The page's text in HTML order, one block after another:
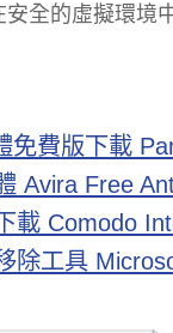
全的虛擬環境
免費版下載
Avira Free
載 Comodo
除工具